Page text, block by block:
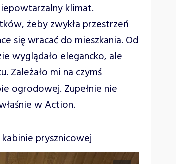
klimat.
żeby zwykła przestrzeń
się wracać do mieszkania. Od
wyglądało elegancko, ale
Zależało mi na czymś
ogrodowej. Zupełnie nie
w Action.
prysznicowej